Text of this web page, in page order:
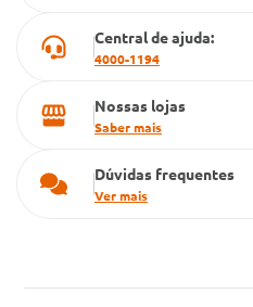
Central de ajuda:
4000-1194
Nossas lojas
Saber mais
Dúvidas frequentes
Ver mais